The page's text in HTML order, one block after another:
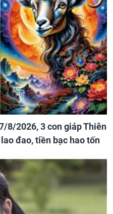
8/2026, 3 con giáp Thiên
đao, tiền bạc hao tốn